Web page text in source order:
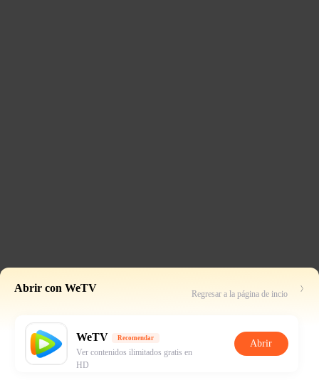
Abrir con WeTV Regresar a la página de incio
WeTV Recomendar
Ver contenidos ilimitados gratis en
HD
Abrir